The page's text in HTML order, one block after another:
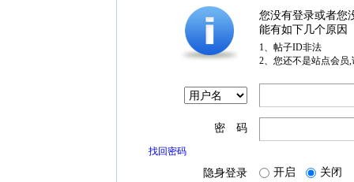
您没有登录或者您
能有如下几个原因
1、帖子ID非法
2、您还不是站点会员
密 码
找回密码
隐身登录 开启 关闭